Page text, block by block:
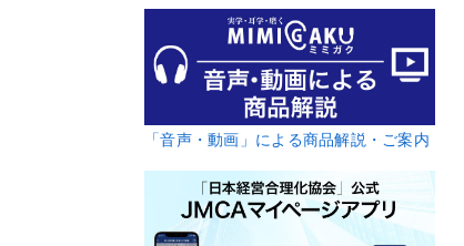
「音声・動画」による商品解説・ご案内